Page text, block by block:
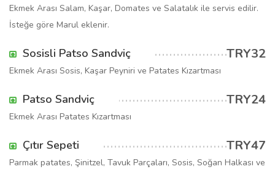
Ekmek Arası Salam, Kaşar, Domates ve Salatalık ile servis edilir.
İsteğe göre Marul eklenir.
Sosisli Patso Sandviç TRY32
Ekmek Arası Sosis, Kaşar Peyniri ve Patates Kızartması
Patso Sandviç TRY24
Ekmek Arası Patates Kızartması
Çıtır Sepeti TRY47
Parmak patates, Şinitzel, Tavuk Parçaları, Sosis, Soğan Halkası ve